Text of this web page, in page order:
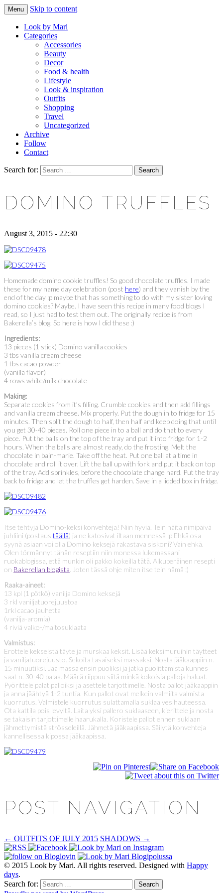
LOOK BY MARI
Makeup & beauty blog
Menu Skip to content
Look by Mari
Categories
Accessories
Beauty
Decor
Food & health
Lifestyle
Look & inspiration
Outfits
Shopping
Travel
Uncategorized
Archive
Follow
Contact
Search for:
DOMINO TRUFFLES
August 3, 2015 - 22:30
Homemade domino cookie truffles! So good chocolate truffles. I made
these for my name day celebration (post here) and they vanish by the
end of the day :p maybe that has something to do with my sister loving
domino cookies? Maybe. I have seen this recipe in many food blogs I
read, so I just had to test them out. The originally recipe is from
Bakerella’s blog. So here is how I did these :)
Ingredients:
13 pieces (1 stick) Domino vanilla cookies
3 tbs vanilla cream cheese
1 tbs cacao powder
(vanilla flavor)
4 rows white/milk chocolate
Making:
Separate cookies from it’s filling. Crumble cookies and then add fillings
and vanilla cream cheese. Mix properly. Put the dough in to fridge for 15
minutes. Then split the dough to half, then half and keep doing that until
you get 30-40 pieces. Roll one piece in to a ball and do that to every
piece. Put the balls on the top of the tray and put it into fridge for 1-2
hours. When the balls are almost ready, do the frosting. Melt the
chocolate in bain-marie. Take off the heat. Put one ball at a time in
chocolate and roll it over. Lift the ball up with fork and put it back on top
of the tray. Add sprinkles, before the chocolate change hard. Put the tray
back to fridge and let the truffles get harden. Save in a lidded box in fridge.
Itse tehtyjä Domino-keksi konvehteja! Niin hyviä. Tein näitä nimipäivä
juhliini (postaus täällä) ja ne katosivat iltaan mennessä :p Ehkä osa
syynä asiaan voi olla Domino keksejä rakastava siskoni? Vain ehkä.
Olen törmännyt tähän reseptiin niin monessa lukemassani
ruokablogissa, että munkin oli pakko kokeilla tätä. Alkuperäinen resepti
on Bakerellan blogista . Joten tässä ohje miten itse tein nämä :)
Raaka-aineet:
13 kpl (1 pötkö) vanilja Domino keksejä
3 rkl vaniljatuorejuustoa
1rkl cacao jauhetta
(vanilja-aromia)
4 riviä valko-/maitosuklaata
Valmistus:
Erottele kekseistä täyte ja murskaa keksit. Lisää keksimuruihin täytteet
ja vaniljatuorejuusto. Sekoita tasaiseksi massaksi. Nosta jääkaappiin n.
15 minuutiksi. Jaa massa ensin puoliksi ja jatka puolittamista kunnes
saat n. 30-40 palaa. Määrä riippuu siitä minkä kokoisia palloja haluat.
Pyörittele palat palloiksi ja asettele tarjottimelle. Nosta pallot jääkaappiin
ja anna jäähtyä 1-2 tuntia. Kun pallot ovat melkein valmiita valmista
kuorrutus. Valmistele kuorrutus sulattamalla suklaa vesihauteessa.
Ota kattila pois levyltä. Laita yksi pallero suklaaseen, kierittele ja nosta
se takaisin tarjottimelle haarukalla. Koristele pallot ennen suklaan
jähmettymistä strösseleillä. Jähmetä jääkaapissa. Säilytä konvehteja
kannellisessa kipossa jääkaapissa.
POST NAVIGATION
← OUTFITS OF JULY 2015 SHADOWS →
© 2015 Look by Mari. All rights reserved. Designed with Happy
days.
Search for: